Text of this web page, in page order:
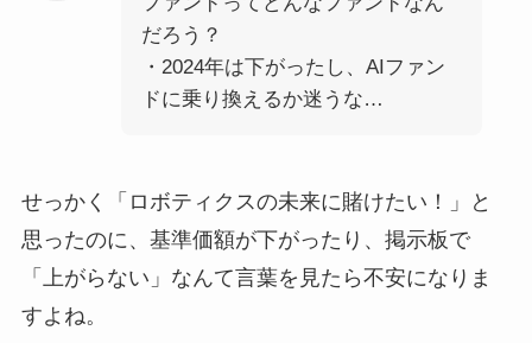
だろう？
・2024年は下がったし、AIファン
ドに乗り換えるか迷うな…
せっかく「ロボティクスの未来に賭けたい！」と
思ったのに、基準価額が下がったり、掲示板で
「上がらない」なんて言葉を見たら不安になりま
すよね。